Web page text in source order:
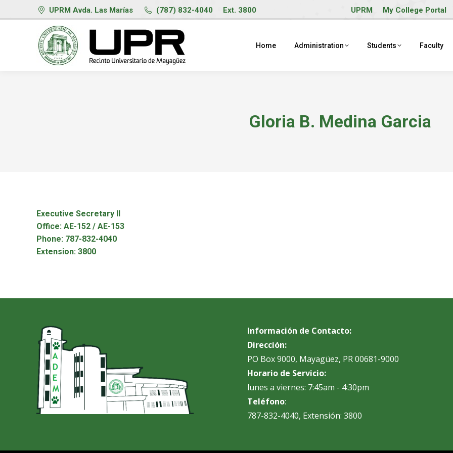
UPRM Avda. Las Marías (787) 832-4040 Ext. 3800 UPRM My College Portal
Home Administration Students Faculty
Gloria B. Medina Garcia
Executive Secretary II
Office: AE-152 / AE-153
Phone: 787-832-4040
Extension: 3800
Información de Contacto:
Dirección:
PO Box 9000, Mayagüez, PR 00681-9000
Horario de Servicio:
lunes a viernes: 7:45am - 4:30pm
Teléfono:
787-832-4040, Extensión: 3800